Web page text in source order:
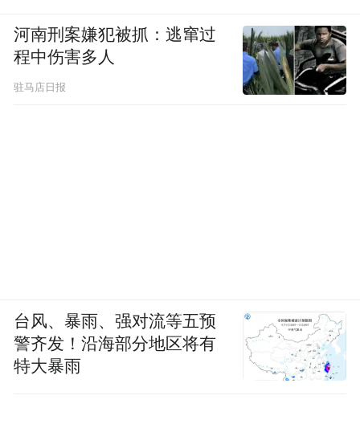
河南刑案嫌犯被抓：逃窜过
程中伤害多人
驻马店日报
台风、暴雨、强对流等五预
警齐发！沿海部分地区将有
特大暴雨